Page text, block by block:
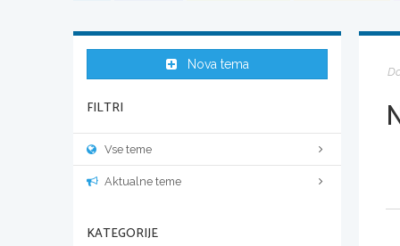
Nova tema
FILTRI
Vse teme
Aktualne teme
KATEGORIJE